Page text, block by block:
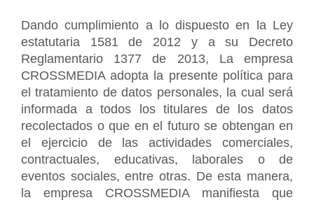
Dando cumplimiento a lo dispuesto en la Ley
estatutaria 1581 de 2012 y a su Decreto
Reglamentario 1377 de 2013, La empresa
CROSSMEDIA adopta la presente política para
el tratamiento de datos personales, la cual será
informada a todos los titulares de los datos
recolectados o que en el futuro se obtengan en
el ejercicio de las actividades comerciales,
contractuales, educativas, laborales o de
eventos sociales, entre otras. De esta manera,
la empresa CROSSMEDIA manifiesta que